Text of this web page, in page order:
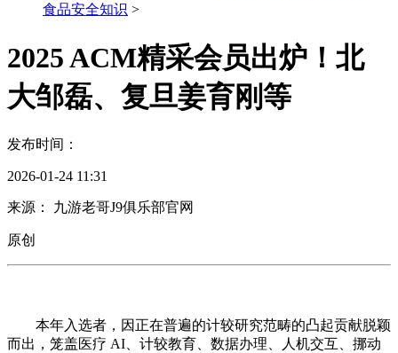
食品安全知识 >
2025 ACM精采会员出炉！北
大邹磊、复旦姜育刚等
发布时间：
2026-01-24 11:31
来源： 九游老哥J9俱乐部官网
原创
本年入选者，因正在普遍的计较研究范畴的凸起贡献脱颖
而出，笼盖医疗 AI、计较教育、数据办理、人机交互、挪动